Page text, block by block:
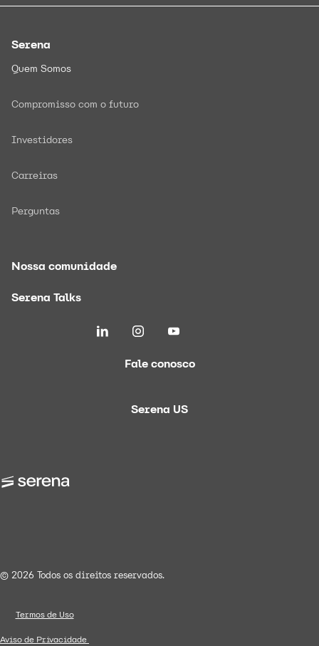
Serena
Quem Somos
Compromisso com o futuro
Investidores
Carreiras
Perguntas
Nossa comunidade
Serena Talks
Fale conosco
Serena US
© 2026 Todos os direitos reservados.
Termos de Uso
Aviso de Privacidade